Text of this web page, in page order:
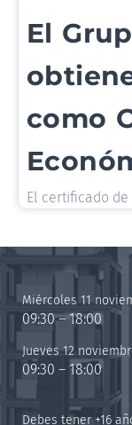
El
como
El certificado de
Miércoles 11
09:30 – 18:00
Jueves 12
09:30 – 18:00
Debes tener +16